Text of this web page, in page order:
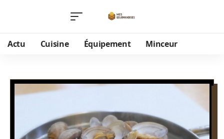
Actu Cuisine Équipement Minceur